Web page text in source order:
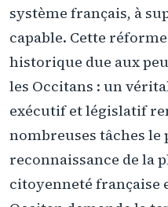
système français, à
capable. Cette
historique due aux
les Occitans : un
exécutif et législatif
nombreuses tâches
reconnaissance de la
citoyenneté française